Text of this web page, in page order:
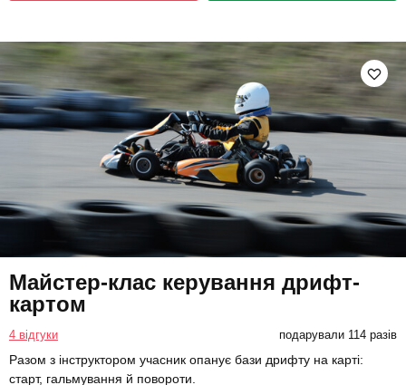
Майстер-клас керування дрифт-
картом
4 відгуки подарували 114 разів
Разом з інструктором учасник опанує бази дрифту на карті:
старт, гальмування й повороти.